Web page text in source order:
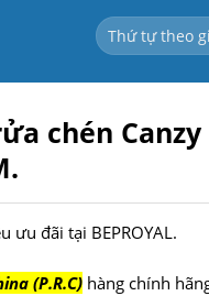
chén
ưu đãi tại BEPROYAL.
(P.R.C)hàng chính